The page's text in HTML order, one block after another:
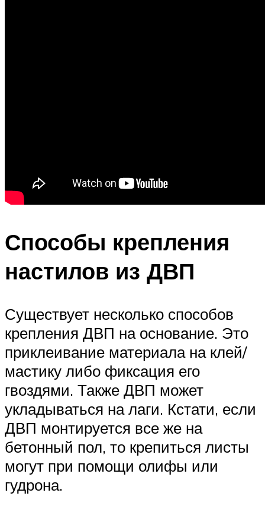
Способы крепления
настилов из ДВП
Существует несколько способов
крепления ДВП на основание. Это
приклеивание материала на клей/
мастику либо фиксация его
гвоздями. Также ДВП может
укладываться на лаги. Кстати, если
ДВП монтируется все же на
бетонный пол, то крепиться листы
могут при помощи олифы или
гудрона.